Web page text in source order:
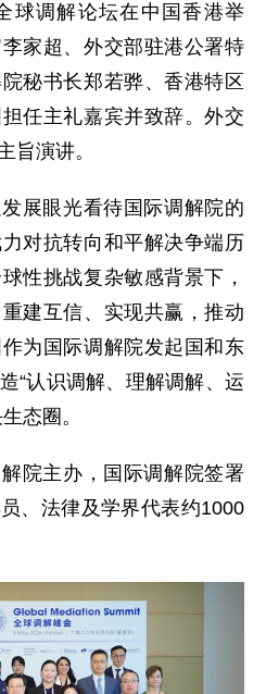
球调解论坛在中国香港举
家超、外交部驻港公署特
秘书长郑若骅、香港特区
任主礼嘉宾并致辞。外交
旨演讲。
展眼光看待国际调解院的
对抗转向和平解决争端历
性挑战复杂敏感背景下，
建互信、实现共赢，推动
为国际调解院发起国和东
“认识调解、理解调解、运
态圈。
院主办，国际调解院签署
、法律及学界代表约1000